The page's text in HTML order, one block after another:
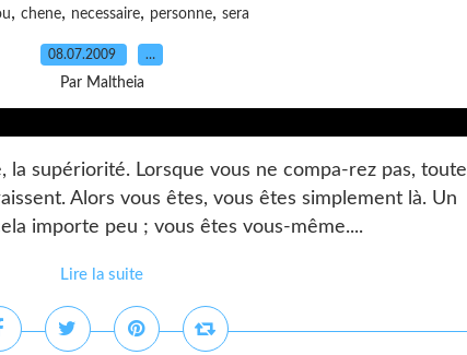
, chene, necessaire, personne, sera
08.07.2009 …
Par Maltheia
la supériorité. Lorsque vous ne compa-rez pas, toute
Alors vous êtes, vous êtes simplement là. Un
importe peu ; vous êtes vous-même....
Lire la suite